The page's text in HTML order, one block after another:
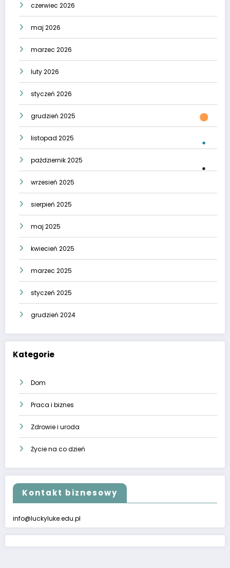
czerwiec 2026
maj 2026
marzec 2026
luty 2026
styczeń 2026
grudzień 2025
listopad 2025
październik 2025
wrzesień 2025
sierpień 2025
maj 2025
kwiecień 2025
marzec 2025
styczeń 2025
grudzień 2024
Kategorie
Dom
Praca i biznes
Zdrowie i uroda
Życie na co dzień
Kontakt biznesowy
info@luckyluke.edu.pl